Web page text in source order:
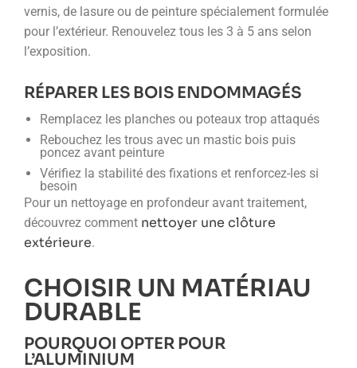
vernis, de lasure ou de peinture spécialement formulée
pour l’extérieur. Renouvelez tous les 3 à 5 ans selon
l’exposition.
RÉPARER LES BOIS ENDOMMAGÉS
Remplacez les planches ou poteaux trop attaqués
Rebouchez les trous avec un mastic bois puis
poncez avant peinture
Vérifiez la stabilité des fixations et renforcez-les si
besoin
Pour un nettoyage en profondeur avant traitement,
découvrez comment nettoyer une clôture
extérieure.
CHOISIR UN MATÉRIAU
DURABLE
POURQUOI OPTER POUR
L’ALUMINIUM